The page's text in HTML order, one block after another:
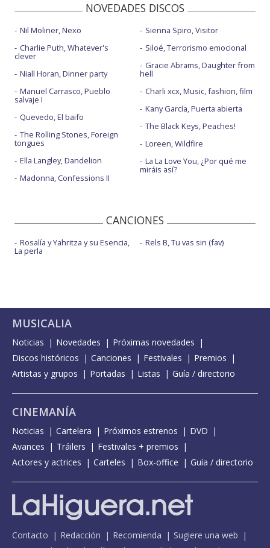
NOVEDADES DISCOS
Nil Moliner, Nexo
Charlie Puth, Whatever's
clever
Niall Horan, Dinner party
Manuel Carrasco, Pueblo
salvaje I
Quevedo, El baifo
The Rolling Stones, Foreign
tongues
Ella Langley, Dandelion
Madonna, Confessions II
Sienna Spiro, Visitor
Siloé, Terrorismo emocional
Gracie Abrams, Daughter from
hell
Charli xcx, Music, fashion, film
Kany García, Puerta abierta
The Black Keys, Peaches!
Loreen, Wildfire
La La Love You, ¿Por qué me
miráis así?
CANCIONES
Rosalía y Yahritza y su Esencia,
La perla
Rels B, Tu vas sin (fav)
MUSICALIA
Noticias Novedades
Próximas novedades
Discos históricos
Canciones Festivales
Premios
Artistas y grupos
Portadas Listas Guía / directorio
CINEMANÍA
Noticias Cartelera Próximos estrenos
DVD
Avances
Tráilers
Festivales + premios
Actores y actrices
Carteles Box-office Guía / directorio
Contacto Redacción Recomienda
Sugiere una web